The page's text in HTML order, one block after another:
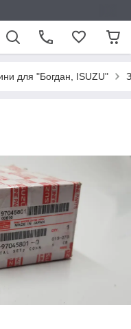
для "Богдан, ISUZU"